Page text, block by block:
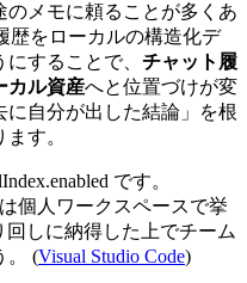
メモに頼ることが多くあ
歴をローカルの構造化デ
することで、 チャット履
カル資産へと位置づけが変
自分が出した結論」を根
す。
です。
個人ワークスペースで挙
しに納得した上でチーム
。 (Visual Studio Code)